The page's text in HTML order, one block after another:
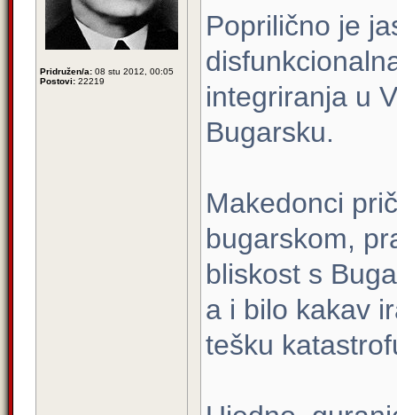
Pridružen/a: 08 stu 2012, 00:05
Postovi: 22219
Poprilično je
integriranja u
Bugarsku.
Makedonci
bugarskom,
bliskost s
a i bilo kakav
tešku